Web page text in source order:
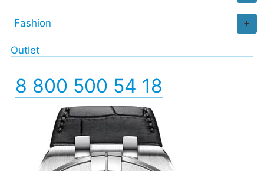
+
Fashion
Outlet
8 800 500 54 18